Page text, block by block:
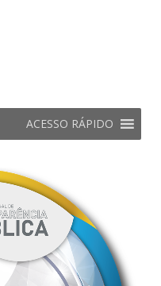
ACESSO RÁPIDO